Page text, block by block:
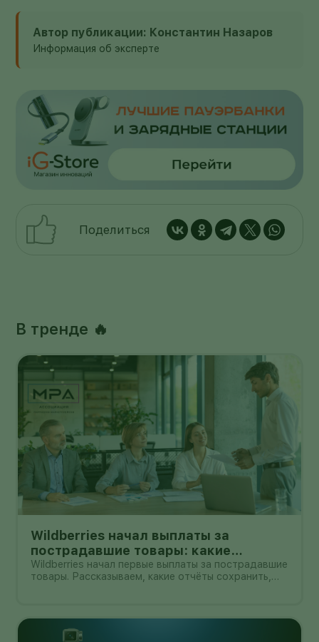
Автор публикации: Константин Назаров
Информация об эксперте
Поделиться
В тренде 🔥
Wildberries начал выплаты за
пострадавшие товары: какие
документы собрать и чем поможет
АПМ
Wildberries начал первые выплаты за пострадавшие
товары. Рассказываем, какие отчёты сохранить,